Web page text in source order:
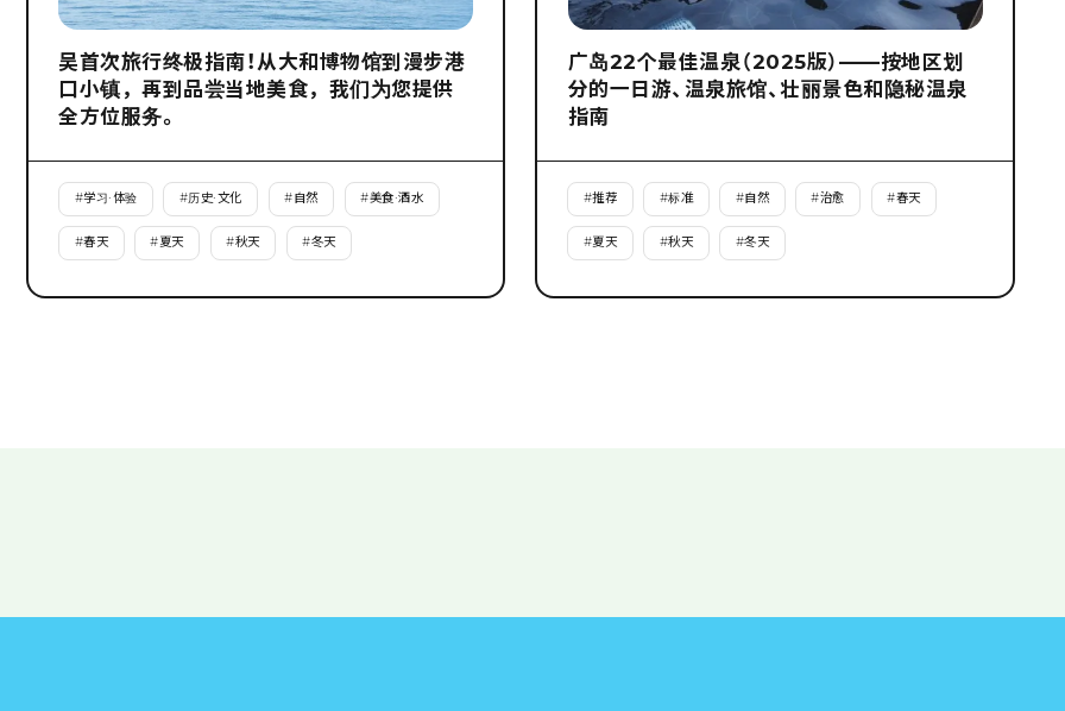
吴首次旅行终极指南！从大和博物馆到漫步港
口小镇，再到品尝当地美食，我们为您提供
全方位服务。
#学习·体验 #历史·文化 #自然 #美食·酒水
#春天 #夏天 #秋天 #冬天
广岛22个最佳温泉（2025版）——按地区划
分的一日游、温泉旅馆、壮丽景色和隐秘温泉
指南
#推荐 #标准 #自然 #治愈 #春天
#夏天 #秋天 #冬天